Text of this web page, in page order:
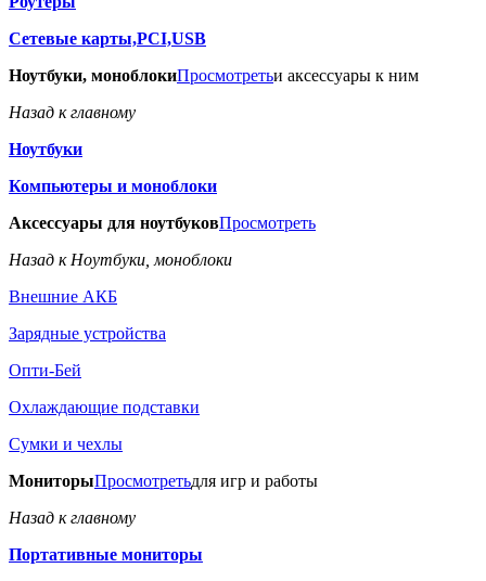
Сетевые карты,PCI,USB
Ноутбуки, моноблокиПросмотретьи аксессуары к ним
Назад к главному
Ноутбуки
Компьютеры и моноблоки
Аксессуары для ноутбуковПросмотреть
Назад к Ноутбуки, моноблоки
Внешние АКБ
Зарядные устройства
Опти-Бей
Охлаждающие подставки
Сумки и чехлы
МониторыПросмотретьдля игр и работы
Назад к главному
Портативные мониторы